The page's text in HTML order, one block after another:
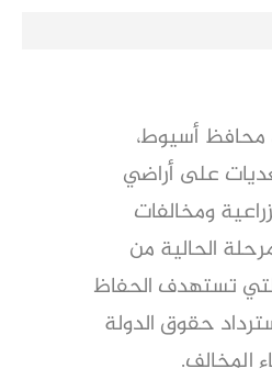
محافظ أسيوط،
على أراضي
ومخالفات
الحالية من
والتي تستهدف الحفاظ
حقوق الدولة
المخالف.